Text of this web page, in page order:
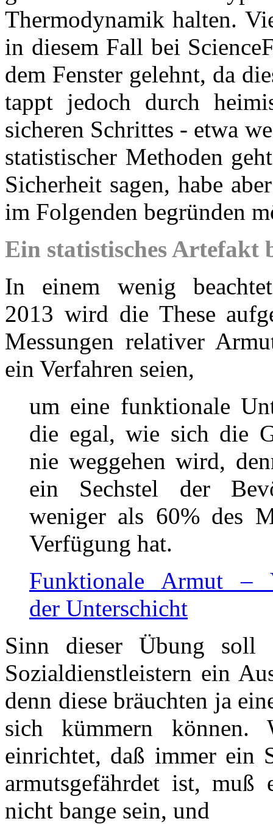
Thermodynamik halten.
in diesem Fall bei
dem Fenster gelehnt, da
tappt jedoch durch
sicheren Schrittes - etwa
statistischer Methoden
Sicherheit sagen, habe
im Folgenden begründen
Ein statistisches Artefakt
In einem wenig
2013 wird die These
Messungen relativer
ein Verfahren seien,
um eine funktionale
die egal, wie sich die
nie weggehen wird,
ein Sechstel der
weniger als 60% des
Verfügung hat.
Funktionale Armut –
der Unterschicht
Sinn dieser Übung soll
Sozialdienstleistern ein
denn diese bräuchten ja
sich kümmern
einrichtet, daß immer ein
armutsgefährdet ist,
nicht bange sein, und